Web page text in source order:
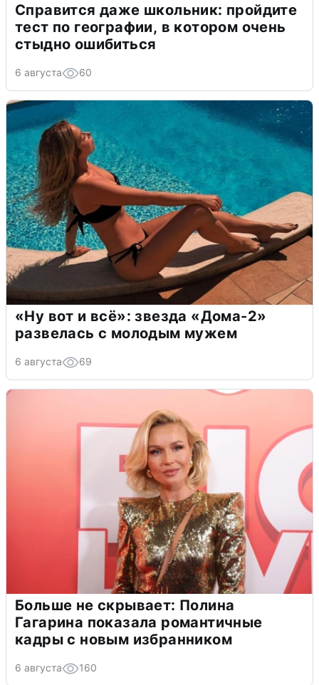
Справится даже школьник: пройдите
тест по географии, в котором очень
стыдно ошибиться
6 августа 60
«Ну вот и всё»: звезда «Дома-2»
развелась с молодым мужем
6 августа 69
Больше не скрывает: Полина
Гагарина показала романтичные
кадры с новым избранником
6 августа 160